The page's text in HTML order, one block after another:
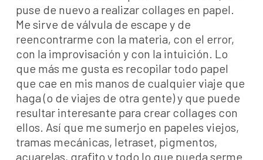
puse de nuevo a realizar collages en papel.
Me sirve de válvula de escape y de
reencontrarme con la materia, con el error,
con la improvisación y con la intuición. Lo
que más me gusta es recopilar todo papel
que cae en mis manos de cualquier viaje que
haga (o de viajes de otra gente) y que puede
resultar interesante para crear collages con
ellos. Así que me sumerjo en papeles viejos,
tramas mecánicas, letraset, pigmentos,
acuarelas, grafito y todo lo que pueda serme